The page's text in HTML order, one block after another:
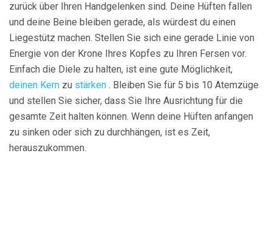
zurück über Ihren Handgelenken sind. Deine Hüften fallen
und deine Beine bleiben gerade, als würdest du einen
Liegestütz machen. Stellen Sie sich eine gerade Linie von
Energie von der Krone Ihres Kopfes zu Ihren Fersen vor.
Einfach die Diele zu halten, ist eine gute Möglichkeit,
deinen Kern zu stärken . Bleiben Sie für 5 bis 10 Atemzüge
und stellen Sie sicher, dass Sie Ihre Ausrichtung für die
gesamte Zeit halten können. Wenn deine Hüften anfangen
zu sinken oder sich zu durchhängen, ist es Zeit,
herauszukommen.